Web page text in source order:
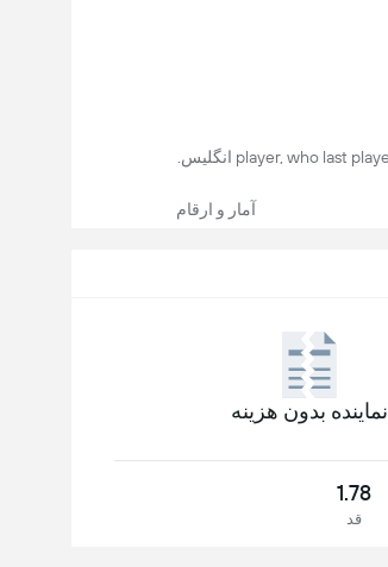
آمار و ارقام
نماینده بدون هزینه
1.78
قد